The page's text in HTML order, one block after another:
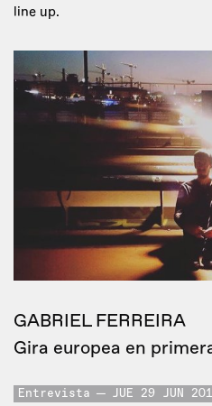
line up.
GABRIEL FERREIRA
Gira europea en
Entrevista JUE 29 JUN